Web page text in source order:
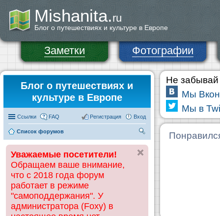
Mishanita.ru
Блог о путешествиях и культуре в Европе
Заметки Фотографии
Блог о путешествиях и
культуре в Европе
Ссылки FAQ Вход
Регистрация
Список форумов
ск
Уважаемые посетители!
Обращаем ваше внимание,
что с 2018 года форум
работает в режиме
"самоподдержания". У
администратора (Foxy) в
Не забывай
Мы
Мы в